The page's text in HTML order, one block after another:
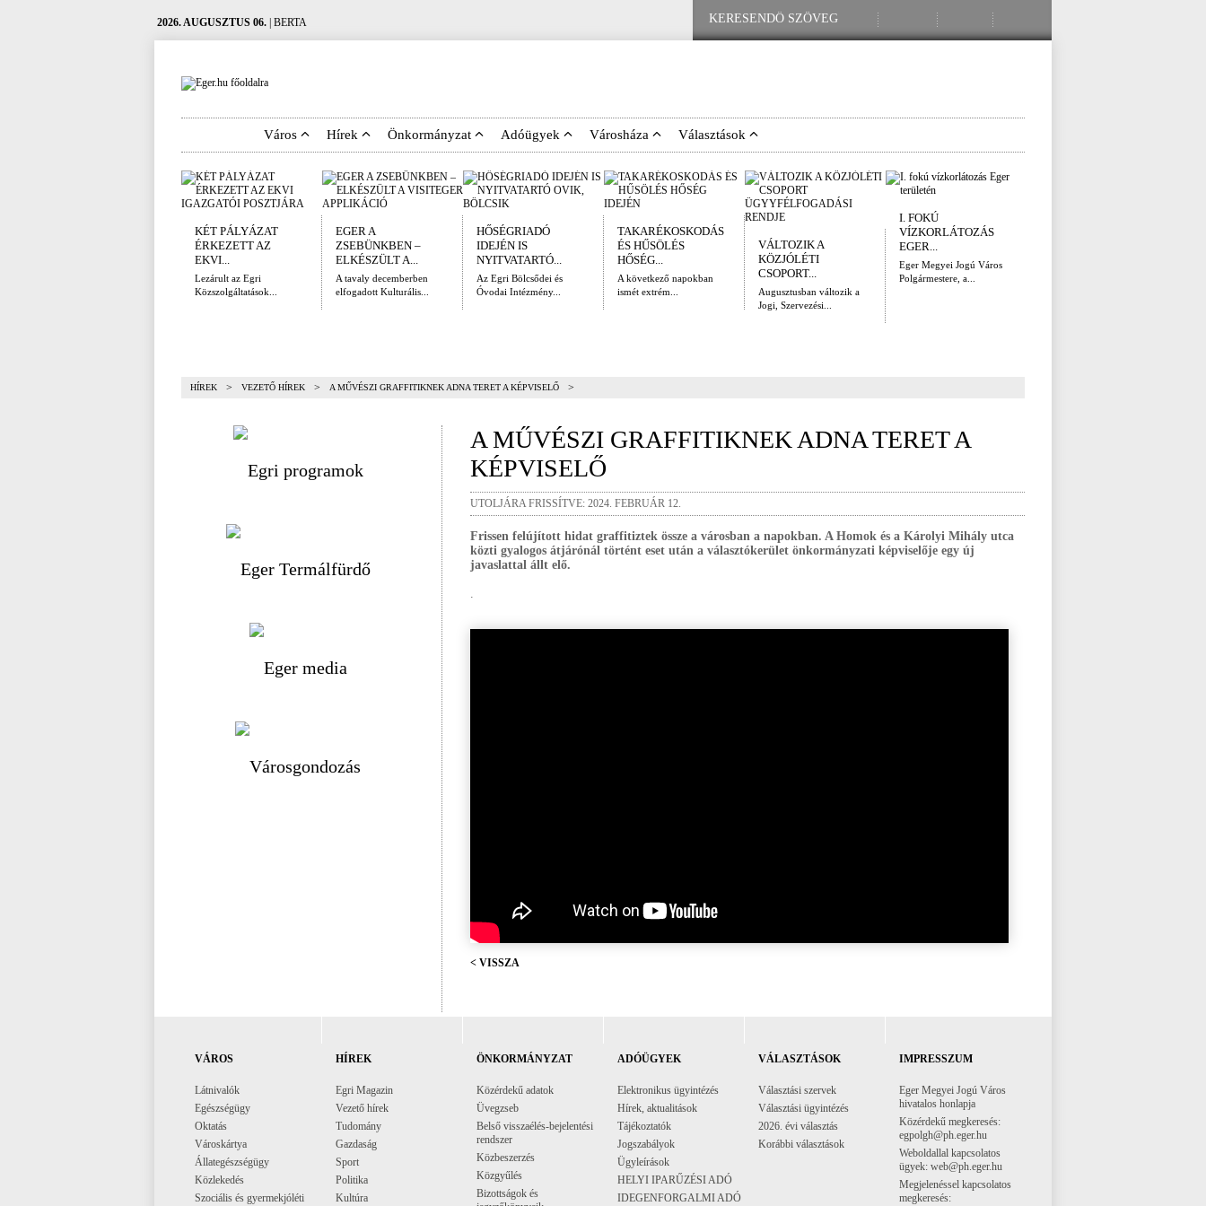
2026. AUGUSZTUS 06. | BERTA
Város Hírek Önkormányzat Adóügyek Városháza Választások
KÉT PÁLYÁZAT
ÉRKEZETT AZ
EKVI...
Lezárult az Egri
Közszolgáltatások...
EGER A
ZSEBÜNKBEN –
ELKÉSZÜLT A...
A tavaly decemberben
elfogadott Kulturális...
HŐSÉGRIADÓ
IDEJÉN IS
NYITVATARTÓ...
Az Egri Bölcsődei és
Óvodai Intézmény...
TAKARÉKOSKODÁS
ÉS HŰSÖLÉS
HŐSÉG...
A következő napokban
ismét extrém...
VÁLTOZIK A
KÖZJÓLÉTI
CSOPORT...
Augusztusban változik a
Jogi, Szervezési...
I. FOKÚ
VÍZKORLÁTOZÁS
EGER...
Eger Megyei Jogú Város
Polgármestere, a...
HÍREK > VEZETŐ HÍREK > A MŰVÉSZI GRAFFITIKNEK ADNA TERET A KÉPVISELŐ >
A MŰVÉSZI GRAFFITIKNEK ADNA TERET A
KÉPVISELŐ
UTOLJÁRA FRISSÍTVE: 2024. FEBRUÁR 12.
Frissen felújított hidat graffitiztek össze a városban a napokban. A Homok és a Károlyi Mihály utca
közti gyalogos átjárónál történt eset után a választókerület önkormányzati képviselője egy új
javaslattal állt elő.
.
< VISSZA
VÁROS
Látnivalók
Egészségügy
Oktatás
Városkártya
Állategészségügy
Közlekedés
Szociális és gyermekjóléti
HÍREK
Egri Magazin
Vezető hírek
Tudomány
Gazdaság
Sport
Politika
Kultúra
ÖNKORMÁNYZAT
Közérdekű adatok
Üvegzseb
Belső visszaélés-bejelentési
rendszer
Közbeszerzés
Közgyűlés
Bizottságok és
ADÓÜGYEK
Elektronikus ügyintézés
Hírek, aktualitások
Tájékoztatók
Jogszabályok
Ügyleírások
HELYI IPARŰZÉSI ADÓ
IDEGENFORGALMI ADÓ
VÁLASZTÁSOK
Választási szervek
Választási ügyintézés
2026. évi választás
Korábbi választások
IMPRESSZUM
Eger Megyei Jogú Város
hivatalos honlapja
Közérdekű megkeresés:
egpolgh@ph.eger.hu
Weboldallal kapcsolatos
ügyek: web@ph.eger.hu
Megjelenéssel kapcsolatos
megkeresés: